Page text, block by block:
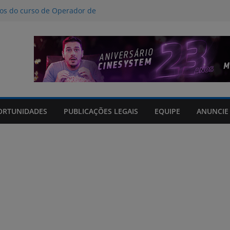
do curso de Operador de
poucas chances de cura para o
climático, portaria suspende
FURG até sexta (7) pela manhã
PUBLICAÇÕES LEGAIS EQUIPE ANUNCIE